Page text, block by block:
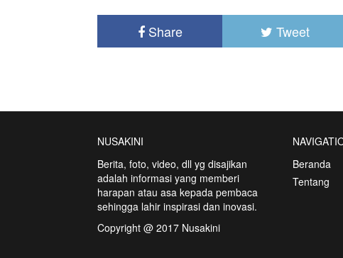
Share Tweet
NUSAKINI
Berita, foto, video, dll yg disajikan
adalah informasi yang memberi
harapan atau asa kepada pembaca
sehingga lahir inspirasi dan inovasi.
Copyright @ 2017 Nusakini
Beranda
Tentang